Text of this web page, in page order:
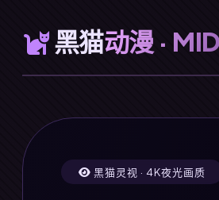
黑猫动漫 ·
黑猫灵视 · 4K夜光画质